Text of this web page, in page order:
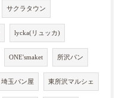
サクラタウン
lycka(リュッカ)
ONE'smaket 所沢パン
埼玉パン屋 東所沢マルシェ